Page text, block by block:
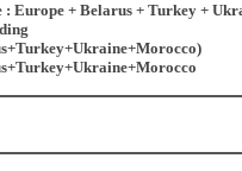
Europe + Belarus + Turkey +